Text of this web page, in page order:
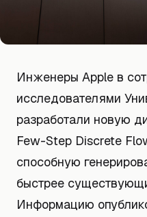
Инженеры Apple в
исследователями
разработали новую
Few-Step Discrete
способную
быстрее
Информацию